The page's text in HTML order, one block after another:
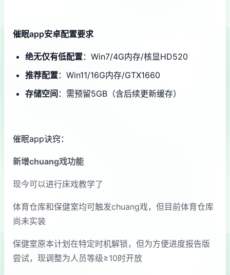
催眠app安卓配置要求
​绝无仅有低配置​​：Win7/4G内存/核显HD520
​推荐配置​​：Win11/16G内存/GTX1660
​存储空间​ ​：需预留5GB（含后续更新缓存）
催眠app诀窍：
新增chuang戏功能
现今可以进行床戏教学了
体育仓库和保健室均可触发chuang戏，但目前体育仓库
尚未实装
保健室原本计划在特定时机解锁，但为方便进度报告版
尝试，现调整为人员等级≥10时开放